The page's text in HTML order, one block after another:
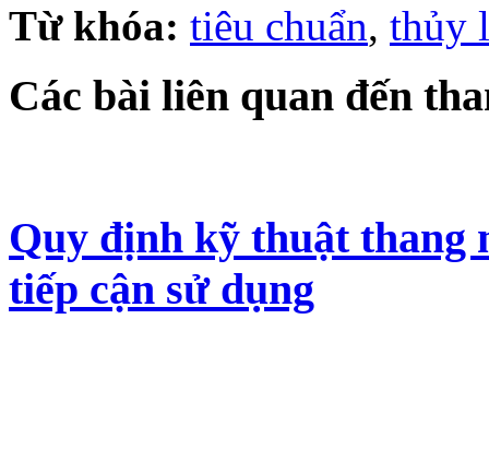
Từ khóa: tiêu chuẩn, thủy
Các bài liên quan đến
Quy định kỹ thuật thang
tiếp cận sử dụng